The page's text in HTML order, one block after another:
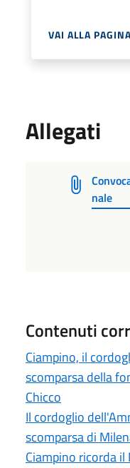
VAI ALLA PAGINA
Allegati
nale
Contenuti
Ciampino, il
scomparsa della
Chicco
Il cordoglio
scomparsa di
Ciampino ricorda